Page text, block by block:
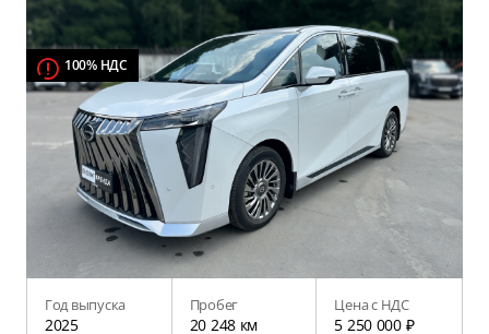
100% НДС
Год выпуска
2025
Пробег
20 248 км
Цена с НДС
5 250 000 ₽